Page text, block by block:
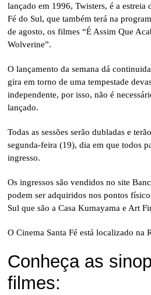
lançado em 1996, Twisters, é a estreia
Fé do Sul, que também terá na
de agosto, os filmes “É Assim Que
Wolverine”.
O lançamento da semana dá
gira em torno de uma tempestade
independente, por isso, não é
lançado.
Todas as sessões serão dubladas e
segunda-feira (19), dia em que todos
ingresso.
Os ingressos são vendidos no site
podem ser adquiridos nos pontos
Sul que são a Casa Kumayama e Art
O Cinema Santa Fé está localizado na
Conheça as
filmes: